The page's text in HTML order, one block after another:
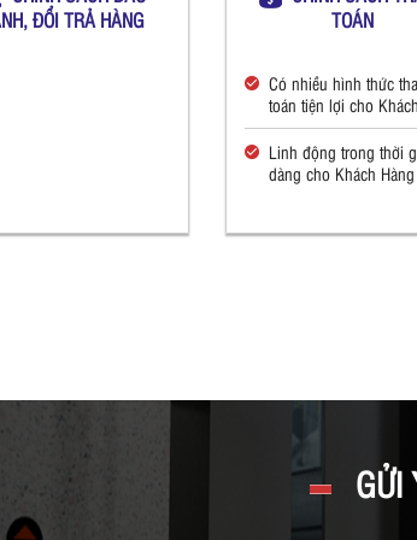
ĐỔI TRẢ HÀNG
TOÁN
Có nhiều hình thức
toán tiện lợi cho
Linh động trong thời
dàng cho Khách Hàng
GỬI